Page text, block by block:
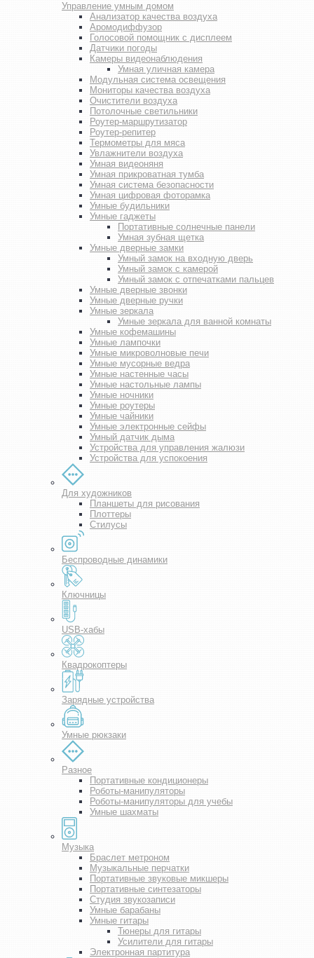
Управление умным домом
Анализатор качества воздуха
Аромодиффузор
Голосовой помощник с дисплеем
Датчики погоды
Камеры видеонаблюдения
Умная уличная камера
Модульная система освещения
Мониторы качества воздуха
Очистители воздуха
Потолочные светильники
Роутер-маршрутизатор
Роутер-репитер
Термометры для мяса
Увлажнители воздуха
Умная видеоняня
Умная прикроватная тумба
Умная система безопасности
Умная цифровая фоторамка
Умные будильники
Умные гаджеты
Портативные солнечные панели
Умная зубная щетка
Умные дверные замки
Умный замок на входную дверь
Умный замок с камерой
Умный замок с отпечатками пальцев
Умные дверные звонки
Умные дверные ручки
Умные зеркала
Умные зеркала для ванной комнаты
Умные кофемашины
Умные лампочки
Умные микроволновые печи
Умные мусорные ведра
Умные настенные часы
Умные настольные лампы
Умные ночники
Умные роутеры
Умные чайники
Умные электронные сейфы
Умный датчик дыма
Устройства для управления жалюзи
Устройства для успокоения
Для художников
Планшеты для рисования
Плоттеры
Стилусы
Беспроводные динамики
Ключницы
USB-хабы
Квадрокоптеры
Зарядные устройства
Умные рюкзаки
Разное
Портативные кондиционеры
Роботы-манипуляторы
Роботы-манипуляторы для учебы
Умные шахматы
Музыка
Браслет метроном
Музыкальные перчатки
Портативные звуковые микшеры
Портативные синтезаторы
Студия звукозаписи
Умные барабаны
Умные гитары
Тюнеры для гитары
Усилители для гитары
Электронная партитура